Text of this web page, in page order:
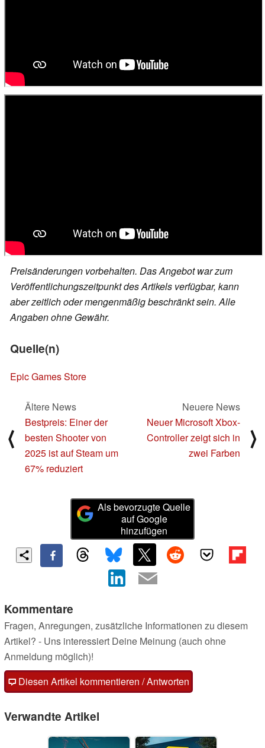
Preisänderungen vorbehalten. Das Angebot war zum
Veröffentlichungszeitpunkt des Artikels verfügbar, kann
aber zeitlich oder mengenmäßig beschränkt sein. Alle
Angaben ohne Gewähr.
Quelle(n)
Epic Games Store
⟨
Ältere News
Bestpreis: Einer der
besten Shooter von
2025 ist auf Steam um
67% reduziert
Neuere News
Neuer Microsoft Xbox-
Controller zeigt sich in
zwei Farben
⟩
Als bevorzugte Quelle
auf Google
hinzufügen
Kommentare
Fragen, Anregungen, zusätzliche Informationen zu diesem
Artikel? - Uns interessiert Deine Meinung (auch ohne
Anmeldung möglich)!
Diesen Artikel kommentieren / Antworten
Verwandte Artikel